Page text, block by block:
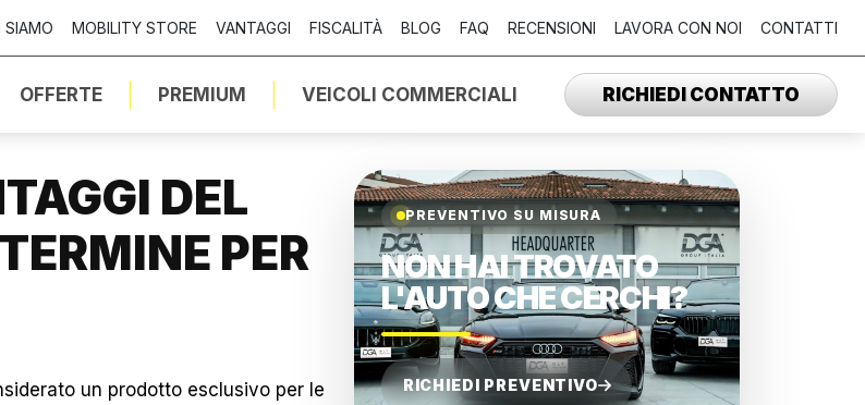
SIAMO MOBILITY STORE VANTAGGI FISCALITÀ BLOG FAQ RECENSIONI LAVORA CON NOI CONTATTI
OFFERTE PREMIUM VEICOLI COMMERCIALI RICHIEDI CONTATTO
DEL
PER
un prodotto esclusivo per le
PREVENTIVO SU MISURA
NON HAI TROVATO
L'AUTO CHE CERCHI?
RICHIEDI PREVENTIVO